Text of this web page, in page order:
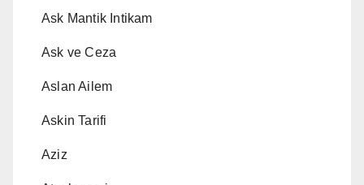
Ask Mantik Intikam
Ask ve Ceza
Aslan Ailem
Askin Tarifi
Aziz